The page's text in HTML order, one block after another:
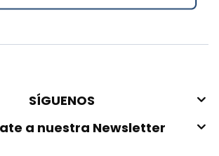
SÍGUENOS
a nuestra Newsletter